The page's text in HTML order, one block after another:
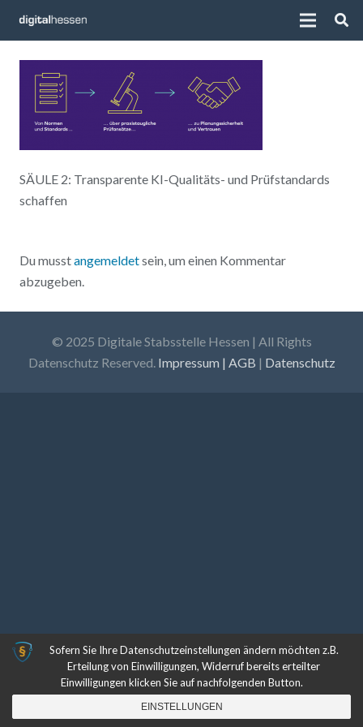
SÄULE 2: Transparente KI-Qualitäts- und Prüfstandards
schaffen
Du musstangemeldetsein, um einen Kommentar
abzugeben.
© 2025 Digitale Stabsstelle Hessen | All Rights
Datenschutz Reserved. Impressum | AGB | Datenschutz
Sofern Sie Ihre Datenschutzeinstellungen ändern möchten z.B.
Erteilung von Einwilligungen, Widerruf bereits erteilter
Einwilligungen klicken Sie auf nachfolgenden Button.
EINSTELLUNGEN